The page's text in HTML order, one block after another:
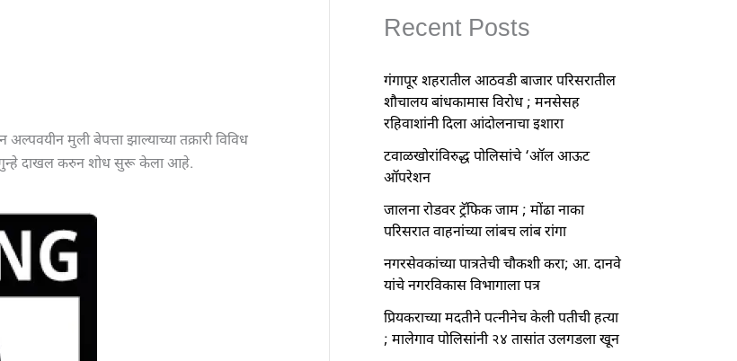
मुली बेपत्ता झाल्याच्या तक्रारी विविध
गुन्हे दाखल करुन शोध सुरू केला आहे.
Recent Posts
गंगापूर शहरातील आठवडी बाजार परिसरातील
शौचालय बांधकामास विरोध ; मनसेसह
रहिवाशांनी दिला आंदोलनाचा इशारा
टवाळखोरांविरुद्ध पोलिसांचे ‘ऑल आऊट
ऑपरेशन
जालना रोडवर ट्रॅफिक जाम ; मोंढा नाका
परिसरात वाहनांच्या लांबच लांब रांगा
नगरसेवकांच्या पात्रतेची चौकशी करा; आ. दानवे
यांचे नगरविकास विभागाला पत्र
प्रियकराच्या मदतीने पत्नीनेच केली पतीची हत्या
; मालेगाव पोलिसांनी २४ तासांत उलगडला खून